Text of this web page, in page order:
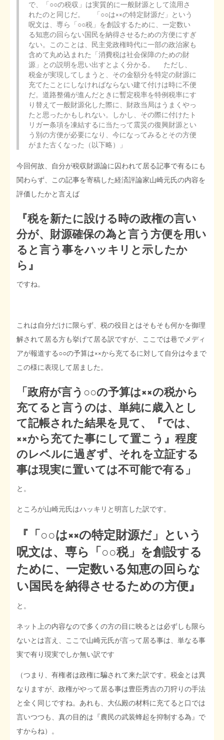
で、「○○の税収」は実質的に一般財源として流用さ
れたのと同じだ。 「○○は××の特定財源だ」という
呪文は、専ら「○○税」を創設するために、一定数い
る知恵の回らない国民を納得させるための方便にすぎ
ない。このことは、民主党政権時代に一部の政治家も
含めて丸め込まれた「消費税は社会保障のための財
源」との説明を思い出すとよく分かる。 ただし、
税金が実現してしまうと、その金額分を特定の財源に
充てたことにしなければならない建て付けは時に不便
だ。道路整備が進んだときに暫定税率を特例税率にす
り替えて一般財源化した際に、財政当局はうまくやっ
たと思ったかもしれない。しかし、その際に付けたト
リガー条項を凍結するに当たって震災の復興財源とい
う別の方便が必要になり、今になってみるとその方便
がまた古くなった（以下略）」
今回何故、自分が税収財源論に囚われて居る記事で有るにも
関わらず、この記事を寄稿した経済評論家山崎元氏の内容を
評価したかと言えば
『税を新たに設ける時の政権の言い
分が、財源確保の為と言う方便を用い
ると言う事をハッキリと示したか
ら』
ですね。
これは自分だけに限らず、税の役目とはそもそも何かを御理
解されて居る方も挙げて居る訳ですが、ここでは巷でメディ
アが報道する○○の予算は××から充てるに対して自分は今まで
この様に表現して居ました。
「政府が言う○○の予算は××の税から
充てると言うのは、単純に歳入とし
て記帳された結果を見て、『では、
××から充てた事にして置こう』程度
のレベルに過ぎず、それを立証する
事は現実に置いては不可能で有る」
と。
ところが山崎元氏はハッキリと明言した訳です。
『「○○は××の特定財源だ」という
呪文は、専ら「○○税」を創設する
ために、一定数いる知恵の回らな
い国民を納得させるための方便』
と。
ネット上の内容なので多くの方の目に映るとは必ずしも限ら
ないとは言え、ここで山崎元氏が言って居る事は、単なる事
実で有り現実でしか無い訳です
（つまり、有権者は政権に騙されて来た訳です。税金とは異
なりますが、政権がやって居る事は豊臣秀吉の刀狩りの手法
と全く同じですね。あれも、大仏殿の材料に充てると口では
言いつつも、真の目的は『農民の武装蜂起を抑制する為』で
すからね）。